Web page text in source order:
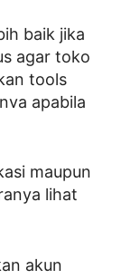
baik jika
agar toko
tools
apabila
maupun
lihat
akun